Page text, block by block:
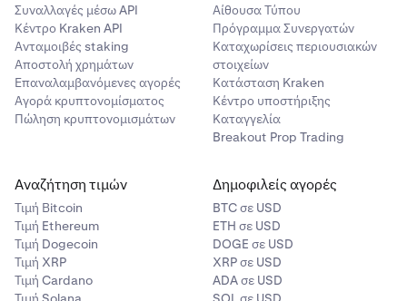
(Οποιοσδήποτε Εξωτερικός Λογαριασμός).
3
Προσθέστε την Kraken ως δικαιούχο
- Στην ενότηταTransfer to Others(Μεταφορά σε
Άλλους), επιλέξτεAdd a new payee(Προσθήκη νέου
δικαιούχου) ήAdd Person (Προσθήκη ατόμου).
(Επιχείρηση).
- Εισαγάγετε το
Business Name(Όνομα Επιχείρησης)
(από το βήμα 1) και το
Nickname(Ψευδώνυμο) (της
επιλογής σας).
Συναλλαγές μέσω API
Κέντρο Kraken API
Ανταμοιβές staking
Αποστολή χρημάτων
Επαναλαμβανόμενες αγορές
Αγορά κρυπτονομίσματος
Πώληση κρυπτονομισμάτων
Αίθουσα Τύπου
Πρόγραμμα Συνεργατών
Καταχωρίσεις περιουσιακών
στοιχείων
Κατάσταση Kraken
Κέντρο υποστήριξης
Καταγγελία
Breakout Prop Trading
Αναζήτηση τιμών
Τιμή Βitcoin
Τιμή Ethereum
Τιμή Dogecoin
Τιμή XRP
Τιμή Cardano
Δημοφιλείς αγορές
BTC σε USD
ETH σε USD
DOGE σε USD
XRP σε USD
ADA σε USD